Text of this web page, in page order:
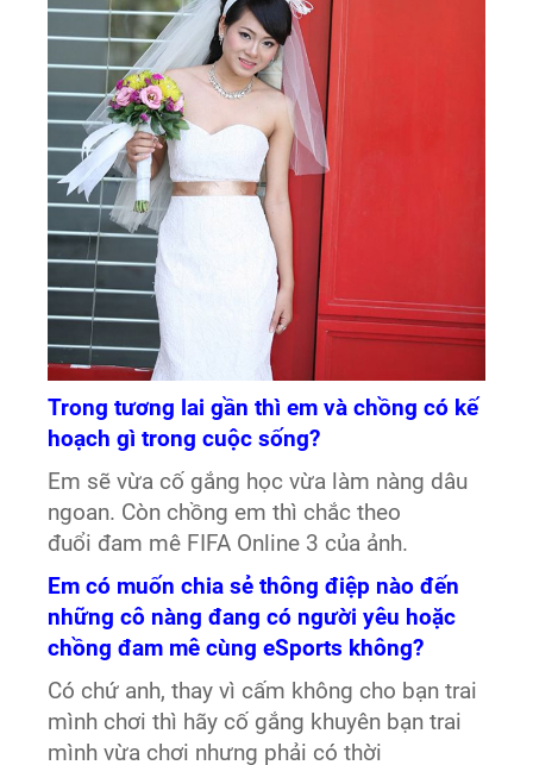
Trong tương lai gần thì em và chồng có kế
hoạch gì trong cuộc sống?
Em sẽ vừa cố gắng học vừa làm nàng dâu
ngoan. Còn chồng em thì chắc theo
đuổi đam mê FIFA Online 3 của ảnh.
Em có muốn chia sẻ thông điệp nào đến
những cô nàng đang có người yêu hoặc
chồng đam mê cùng eSports không?
Có chứ anh, thay vì cấm không cho bạn trai
mình chơi thì hãy cố gắng khuyên bạn trai
mình vừa chơi nhưng phải có thời